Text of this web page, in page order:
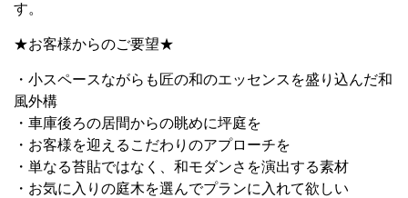
す。
★お客様からのご要望★
・小スペースながらも匠の和のエッセンスを盛り込んだ和
風外構
・車庫後ろの居間からの眺めに坪庭を
・お客様を迎えるこだわりのアプローチを
・単なる苔貼ではなく、和モダンさを演出する素材
・お気に入りの庭木を選んでプランに入れて欲しい